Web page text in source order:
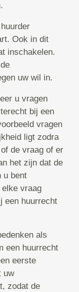
Ook in dit
inschakelen.
uw wil in.
u vragen
bij een
vragen
ligt zodra
de vraag of er
het zijn dat de
u bent
elke vraag
een huurrecht
als
een huurrecht
eerste
uw
zodat de